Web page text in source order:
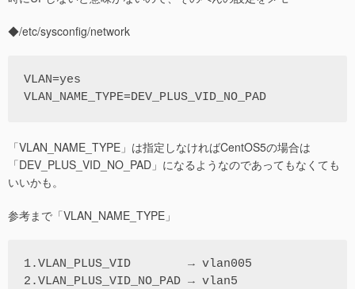
◆/etc/sysconfig/network
VLAN=yes
「VLAN_NAME_TYPE」は指定しなければCentOS5の場合は
「DEV_PLUS_VID_NO_PAD」になるようなのであってもなくても
いいかも。
参考まで「VLAN_NAME_TYPE」
1.VLAN_PLUS_VID        → vlan005
2.VLAN_PLUS_VID_NO_PAD → vlan5